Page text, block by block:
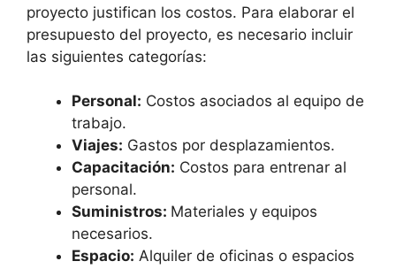
proyecto justifican los costos. Para elaborar el
presupuesto del proyecto, es necesario incluir
las siguientes categorías:
Personal: Costos asociados al equipo de
trabajo.
Viajes: Gastos por desplazamientos.
Capacitación: Costos para entrenar al
personal.
Suministros: Materiales y equipos
necesarios.
Espacio: Alquiler de oficinas o espacios